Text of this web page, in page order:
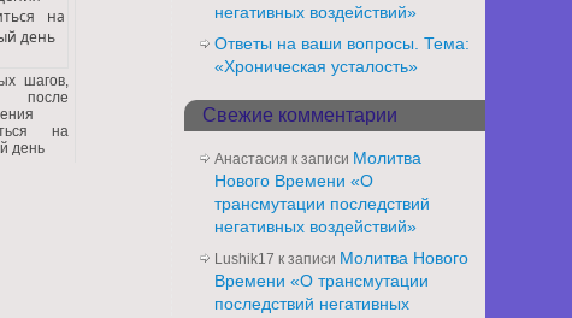
шагов,
на
день
негативных воздействий»
Ответы на ваши вопросы. Тема:
«Хроническая усталость»
Свежие комментарии
Анастасия к записи Молитва
Нового Времени «О
трансмутации последствий
негативных воздействий»
Lushik17 к записи Молитва Нового
Времени «О трансмутации
последствий негативных